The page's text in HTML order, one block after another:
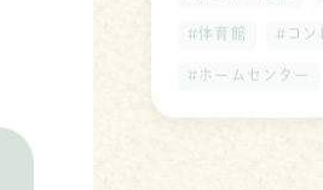
#体育館 #コン
#ホームセンター